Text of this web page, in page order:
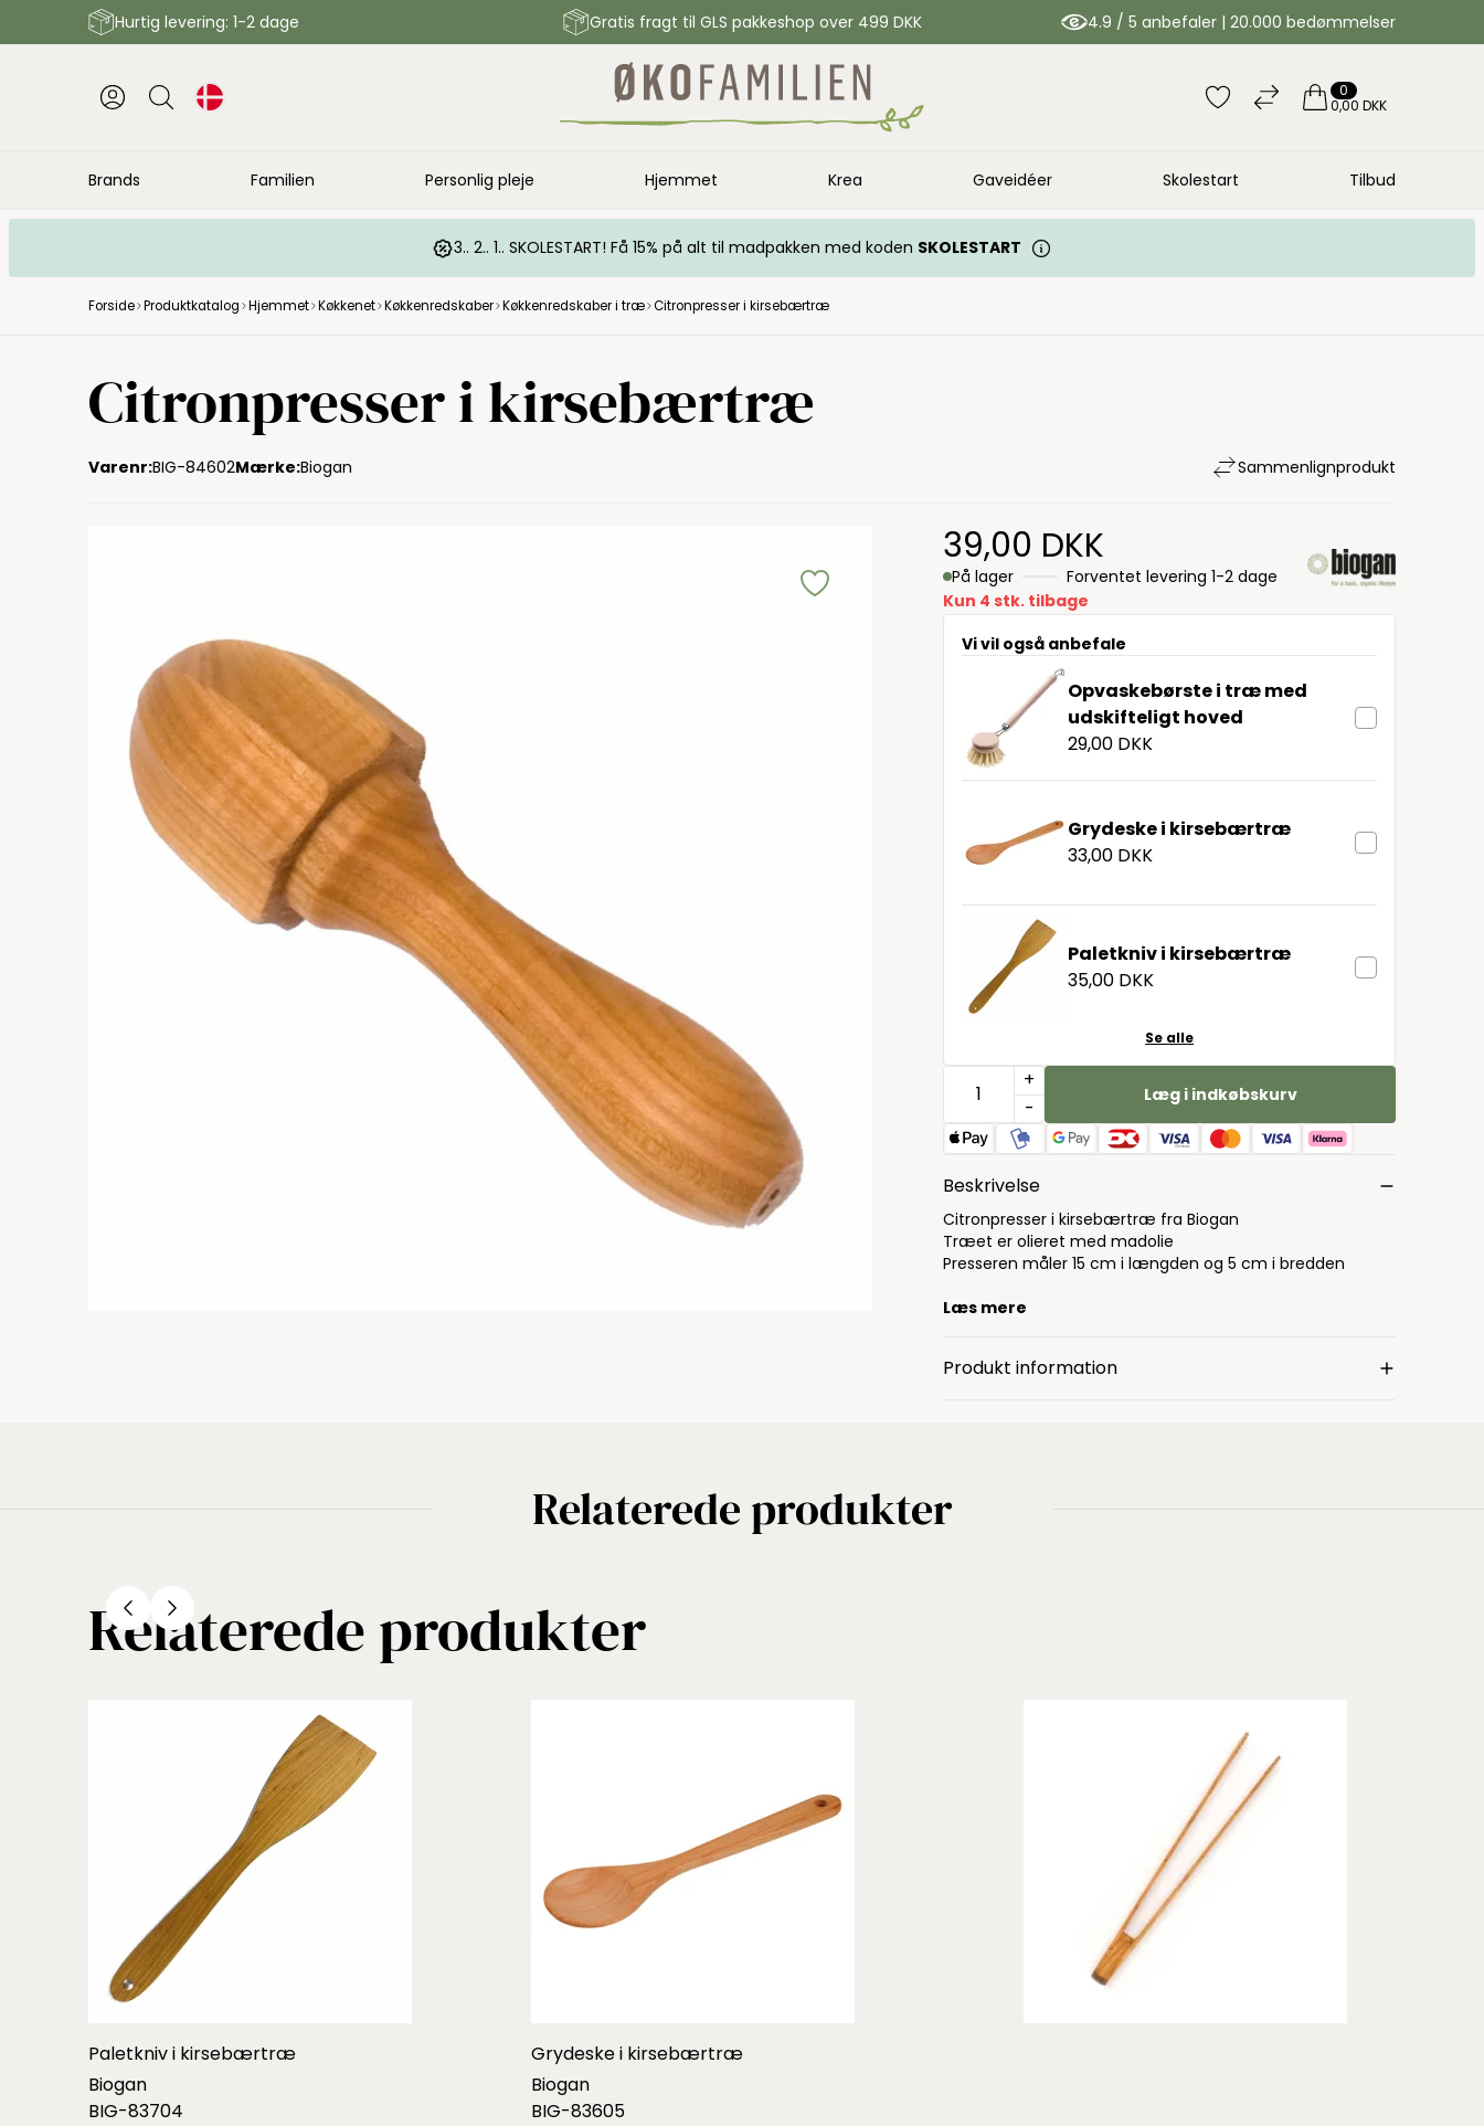
Hurtig levering: 1-2 dage Gratis fragt til GLS pakkeshop over 499 DKK 4.9 / 5 anbefaler | 20.000 bedømmelser
0
0,00 DKK
Brands Familien Personlig pleje Hjemmet Krea Gaveidéer Skolestart Tilbud
3.. 2.. 1.. SKOLESTART! Få 15% på alt til madpakken med koden SKOLESTART
Forside Produktkatalog Hjemmet Køkkenet Køkkenredskaber Køkkenredskaber i træ Citronpresser i kirsebærtræ
Citronpresser i kirsebærtræ
Varenr:BIG-84602Mærke:Biogan Sammenlignprodukt
39,00 DKK
På lager
Forventet levering 1-2 dage
Kun 4 stk. tilbage
Vi vil også anbefale
Opvaskebørste i træ med
udskifteligt hoved
29,00 DKK
Grydeske i kirsebærtræ
33,00 DKK
Paletkniv i kirsebærtræ
35,00 DKK
Se alle
+
-
Læg i indkøbskurv
Beskrivelse
Citronpresser i kirsebærtræ fra Biogan
Træet er olieret med madolie
Presseren måler 15 cm i længden og 5 cm i bredden
Læs mere
Produkt information
Relaterede produkter
Relaterede produkter
Paletkniv i kirsebærtræ
Biogan
BIG-83704
Grydeske i kirsebærtræ
Biogan
BIG-83605